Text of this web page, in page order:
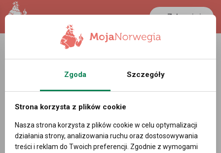
Zaloguj się
LANCASTER
22 °C 0.39 PLN
Monter gipsu (Gipsmontør) - Oferty
pracy w Vestfold og Telemark
Norwegia
Powiadom mnie o nowych ofertach pracy
Zgoda Szczegóły
Strona korzysta z plików cookie
Nasza strona korzysta z plików cookie w celu optymalizacji
działania strony, analizowania ruchu oraz dostosowywania
treści i reklam do Twoich preferencji. Zgodnie z wymogami